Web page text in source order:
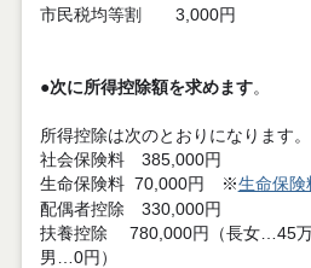
市民税均等割 3,000円
●次に所得控除額を求めます。
所得控除は次のとおりになります。
社会保険料 385,000円
生命保険料 70,000円 ※生命保
配偶者控除 330,000円
扶養控除 780,000円（長女…45
男…0円）